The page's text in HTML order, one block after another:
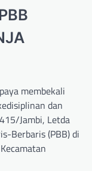
membekali
dan
Jambi, Letda
Berbaris (PBB) di